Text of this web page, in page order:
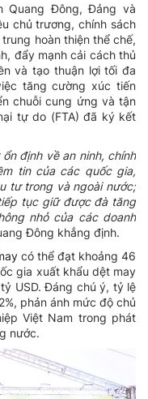
Quang Đông, Đảng và
chủ trương, chính sách
hoàn thiện thể chế,
đẩy mạnh cải cách thủ
và tạo thuận lợi tối đa
tăng cường xúc tiến
chuỗi cung ứng và tận
tự do (FTA) đã ký kết
định về an ninh, chính
tin của các quốc gia,
tư trong và ngoài nước;
tục giữ được đà tăng
nhỏ của các doanh
Đông khẳng định.
có thể đạt khoảng 46
gia xuất khẩu dệt may
USD. Đáng chú ý, tỷ lệ
phản ánh mức độ chủ
Việt Nam trong phát
nước.